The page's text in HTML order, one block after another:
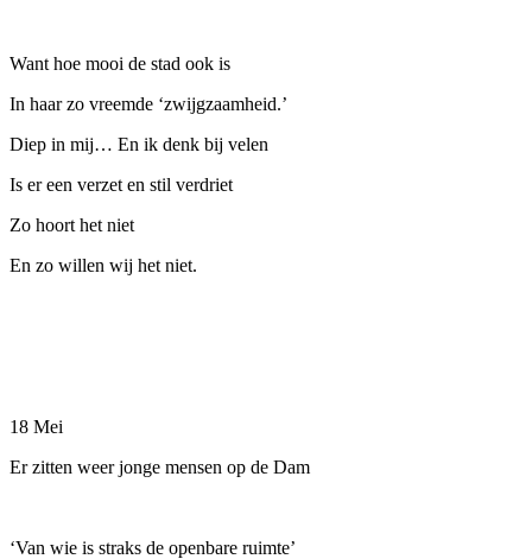
Want hoe mooi de stad ook is
In haar zo vreemde ‘zwijgzaamheid.’
Diep in mij… En ik denk bij velen
Is er een verzet en stil verdriet
Zo hoort het niet
En zo willen wij het niet.
18 Mei
Er zitten weer jonge mensen op de Dam
‘Van wie is straks de openbare ruimte’